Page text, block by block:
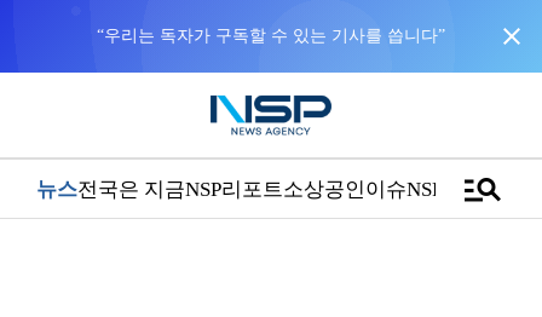
“우리는 독자가 구독할 수 있는 기사를 씁니다” close
뉴스전국은 지금NSP리포트소상공인이슈NSPTVmanage_search